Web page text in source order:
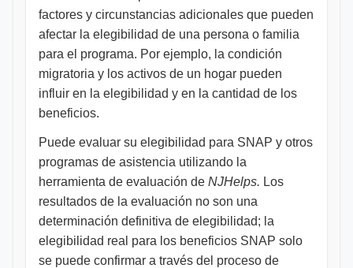
factores y circunstancias adicionales que pueden
afectar la elegibilidad de una persona o familia
para el programa. Por ejemplo, la condición
migratoria y los activos de un hogar pueden
influir en la elegibilidad y en la cantidad de los
beneficios.
Puede evaluar su elegibilidad para SNAP y otros
programas de asistencia utilizando la
herramienta de evaluación de NJHelps. Los
resultados de la evaluación no son una
determinación definitiva de elegibilidad; la
elegibilidad real para los beneficios SNAP solo
se puede confirmar a través del proceso de